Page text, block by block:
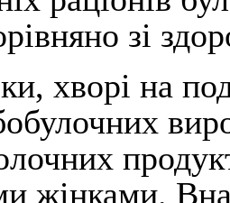
зі
хворі на
жінками.